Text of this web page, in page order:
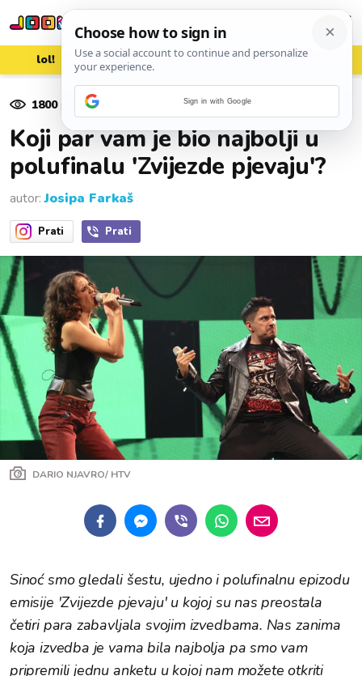
lol! aww vrh! woot?!
1800pregleda 13. studenoga 2022.
Koji par vam je bio najbolji u
polufinalu 'Zvijezde pjevaju'?
autor:Josipa Farkaš
Prati Prati
DARIO NJAVRO/ HTV
Sinoć smo gledali šestu, ujedno i polufinalnu epizodu
emisije 'Zvijezde pjevaju' u kojoj su nas preostala
četiri para zabavljala svojim izvedbama. Nas zanima
koja izvedba je vama bila najbolja pa smo vam
pripremili jednu anketu u kojoj nam možete otkriti
Sign in with Google